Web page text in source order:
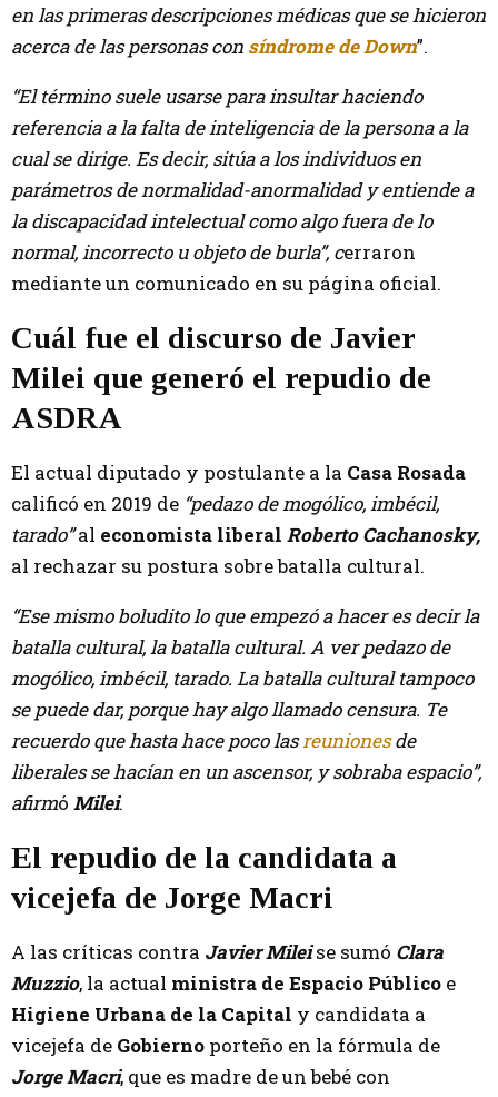
en las primeras descripciones médicas que se hicieron
acerca de las personas con síndrome de Down”.
“El término suele usarse para insultar haciendo
referencia a la falta de inteligencia de la persona a la
cual se dirige. Es decir, sitúa a los individuos en
parámetros de normalidad-anormalidad y entiende a
la discapacidad intelectual como algo fuera de lo
normal, incorrecto u objeto de burla”, cerraron
mediante un comunicado en su página oficial.
Cuál fue el discurso de Javier
Milei que generó el repudio de
ASDRA
El actual diputado y postulante a la Casa Rosada
calificó en 2019 de “pedazo de mogólico, imbécil,
tarado”al economista liberal Roberto Cachanosky,
al rechazar su postura sobre batalla cultural.
“Ese mismo boludito lo que empezó a hacer es decir la
batalla cultural, la batalla cultural. A ver pedazo de
mogólico, imbécil, tarado. La batalla cultural tampoco
se puede dar, porque hay algo llamado censura. Te
recuerdo que hasta hace poco lasreunionesde
liberales se hacían en un ascensor, y sobraba espacio”,
afirmó Milei.
El repudio de la candidata a
vicejefa de Jorge Macri
A las críticas contra Javier Mileise sumó Clara
Muzzio, la actual ministra de Espacio Público e
Higiene Urbana de la Capital y candidata a
vicejefa de Gobierno porteño en la fórmula de
Jorge Macri, que es madre de un bebé con